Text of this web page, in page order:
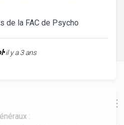
de la FAC de Psycho
•il y a 3 ans
: